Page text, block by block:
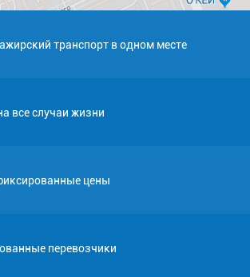
транспорт в одном месте
все случаи жизни
цены
перевозчики